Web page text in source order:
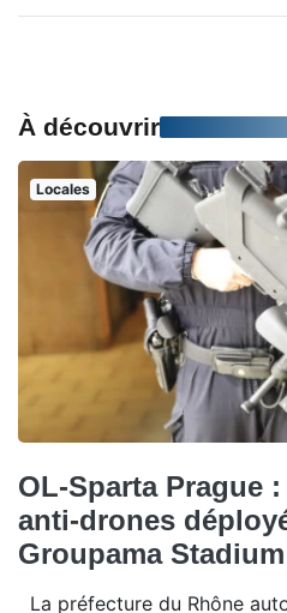
À découvrir
Locales
OL-Sparta Prague
anti-drones
Groupama Stadium
La préfecture du Rhône